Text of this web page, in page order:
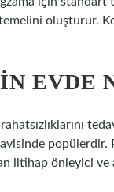
temelini oluşturur.
EVDE
popülerdir.
iltihap önleyici